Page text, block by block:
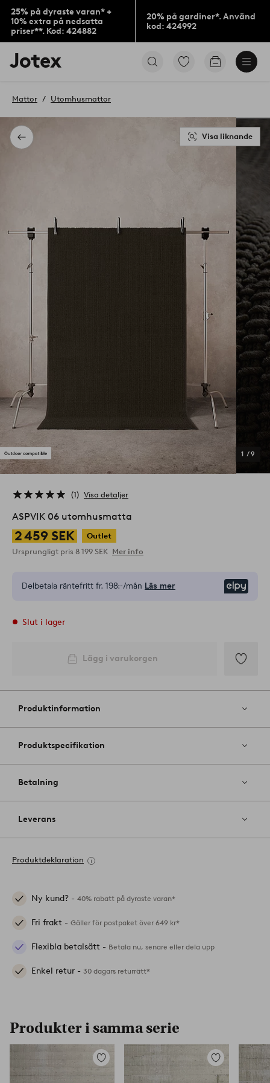
25% på dyraste varan* +
10% extra på nedsatta
priser**. Kod: 424882
20% på gardiner*. Använd
kod: 424992
Jotex
logotyp
till
Gå
Gå
Tillbaka
Mattor Utomhusmattor
1 /9
Visa liknande
1 Visa detaljer
ASPVIK 06 utomhusmatta
2 459 SEK
Outlet
Ursprungligt pris 8 199 SEK Mer info
Delbetala räntefritt fr. 198:-/mån Läs mer
Slut i lager
Lägg i varukorgen
till
favoriter
Produktinformation
Produktspecifikation
Betalning
Leverans
Produktdeklaration
Ny kund? - 40% rabatt på dyraste varan*
Fri frakt - Gäller för postpaket över 649 kr*
Flexibla betalsätt - Betala nu, senare eller dela upp
Enkel retur - 30 dagars returrätt*
Produkter i samma serie
Lägg
i
Lägg
till